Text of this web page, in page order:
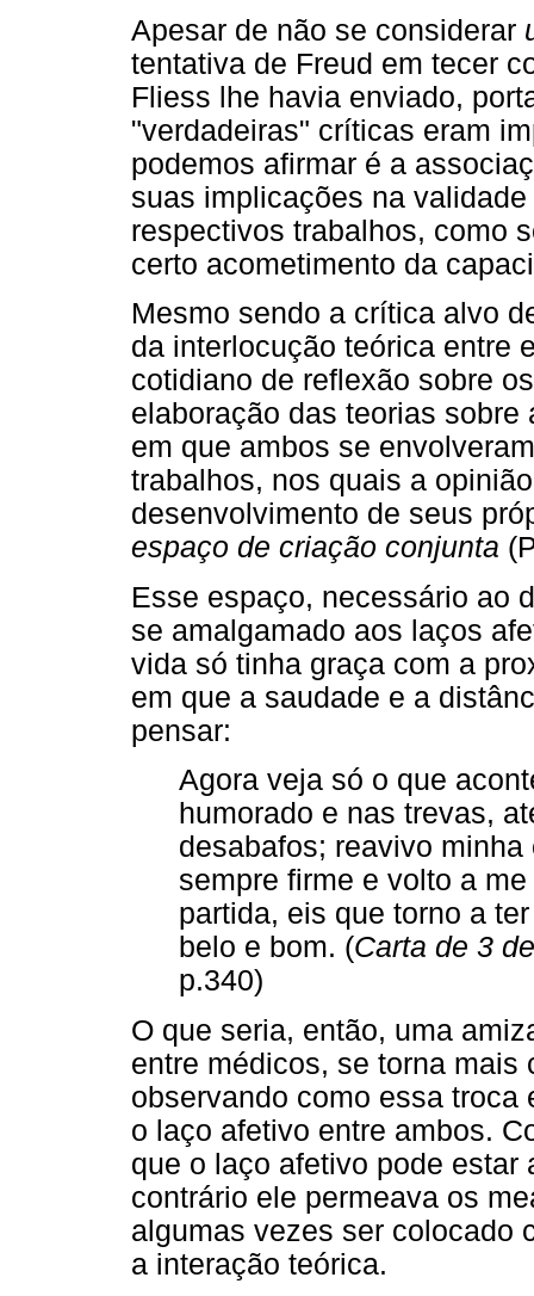
Apesar de não se considerar
tentativa de Freud em tecer
Fliess lhe havia enviado,
"verdadeiras" críticas eram
podemos afirmar é a
suas implicações na
respectivos trabalhos, como
certo acometimento da
Mesmo sendo a crítica alvo
da interlocução teórica entre
cotidiano de reflexão sobre
elaboração das teorias
em que ambos se
trabalhos, nos quais a
desenvolvimento de seus
espaço de criação conjunta
Esse espaço, necessário ao
se amalgamado aos laços
vida só tinha graça com a
em que a saudade e a
pensar:
Agora veja só o que
humorado e nas trevas,
desabafos; reavivo
sempre firme e volto a
partida, eis que torno a
belo e bom. (Carta de 3
p.340)
O que seria, então, uma
entre médicos, se torna
observando como essa
o laço afetivo entre ambos.
que o laço afetivo pode estar
contrário ele permeava os
algumas vezes ser colocado
a interação teórica.